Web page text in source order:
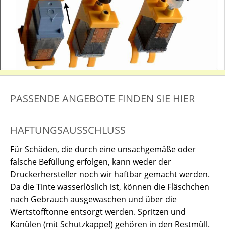
PASSENDE ANGEBOTE FINDEN SIE HIER
HAFTUNGSAUSSCHLUSS
Für Schäden, die durch eine unsachgemäße oder
falsche Befüllung erfolgen, kann weder der
Druckerhersteller noch wir haftbar gemacht werden.
Da die Tinte wasserlöslich ist, können die Fläschchen
nach Gebrauch ausgewaschen und über die
Wertstofftonne entsorgt werden. Spritzen und
Kanülen (mit Schutzkappe!) gehören in den Restmüll.